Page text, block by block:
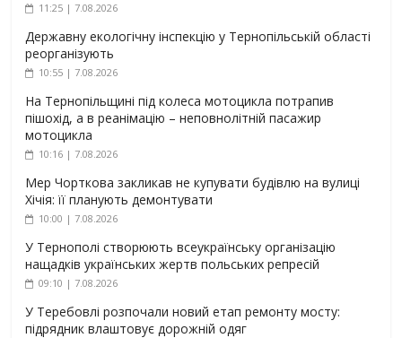
11:25 | 7.08.2026
Державну екологічну інспекцію у Тернопільській області
реорганізують
10:55 | 7.08.2026
На Тернопільщині під колеса мотоцикла потрапив
пішохід, а в реанімацію – неповнолітній пасажир
мотоцикла
10:16 | 7.08.2026
Мер Чорткова закликав не купувати будівлю на вулиці
Хічія: її планують демонтувати
10:00 | 7.08.2026
У Тернополі створюють всеукраїнську організацію
нащадків українських жертв польських репресій
09:10 | 7.08.2026
У Теребовлі розпочали новий етап ремонту мосту:
підрядник влаштовує дорожній одяг